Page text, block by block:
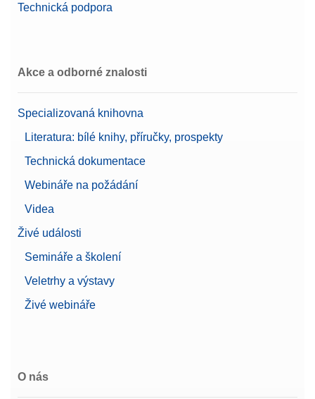
Technická podpora
Akce a odborné znalosti
Specializovaná knihovna
Literatura: bílé knihy, příručky, prospekty
Technická dokumentace
Webináře na požádání
Videa
Živé události
Semináře a školení
Veletrhy a výstavy
Živé webináře
O nás